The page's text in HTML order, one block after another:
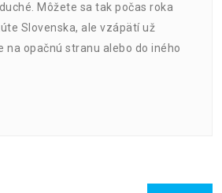
Môžete sa tak počas roka
Slovenska, ale vzápätí už
na opačnú stranu alebo do iného